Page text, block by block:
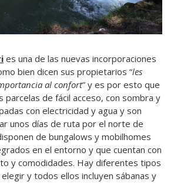
es una de las nuevas incorporaciones
bien dicen sus propietarios “les
al confort” y es por esto que
parcelas de fácil acceso, con sombra y
con electricidad y agua y son
unos días de ruta por el norte de
de bungalows y mobilhomes
en el entorno y que cuentan con
y comodidades. Hay diferentes tipos
y todos ellos incluyen sábanas y